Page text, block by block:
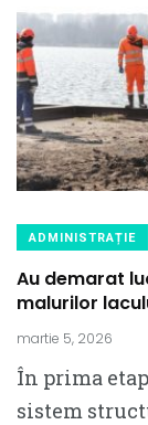
ADMINISTRAȚIE
Au demarat
malurilor
martie 5, 2026
În prima
sistem